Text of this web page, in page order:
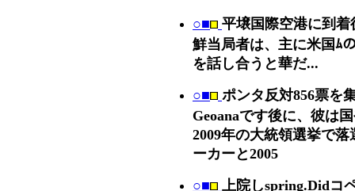
○■ 平壌国際空港に到
鮮当局者は、主に米国ﾑ
を話し合うと華だ...
○■ ポンタ反対856票を
Geoanaです後に、彼は
2009年の大統領選挙で
ーカーと2005
○■ 上院しspring.Didコ